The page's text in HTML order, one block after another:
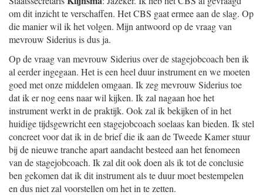
om dit inzicht te verschaffen. Het CBS gaat ermee aan de slag. Op
die manier wil ik het volgen. Mijn antwoord op de vraag van
mevrouw Siderius is dus ja.
Op de vraag van mevrouw Siderius over de stagejobcoach ben ik
al eerder ingegaan. Het is een heel duur instrument en we moeten
goed met onze middelen omgaan. Ik zeg mevrouw Siderius toe
dat ik er nog eens naar wil kijken. Ik zal nagaan hoe het
instrument werkt in de praktijk. Ook zal ik bekijken of in het
huidige tijdsgewricht een stagejobcoach soelaas kan bieden. Ik stel
concreet voor dat ik in de brief die ik aan de Tweede Kamer stuur
bij de nieuwe tranche apart aandacht besteed aan het fenomeen
van de stagejobcoach. Ik zal dit ook doen als ik tot de conclusie
ben gekomen dat ik dit instrument als te duur moet bestempelen
en dus niet zal voorstellen om het in te zetten.